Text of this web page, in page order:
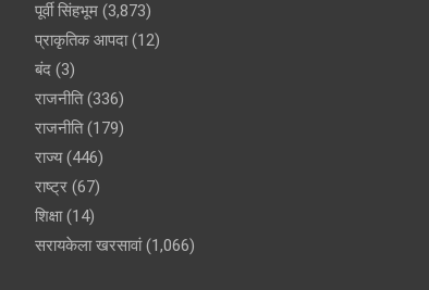
पूर्वी सिंहभूम (3,873)
प्राकृतिक आपदा(12)
बंद (3)
राजनीति(336)
राजनीति(179)
राज्य(446)
राष्ट्र (67)
शिक्षा(14)
सरायकेला खरसावां(1,066)